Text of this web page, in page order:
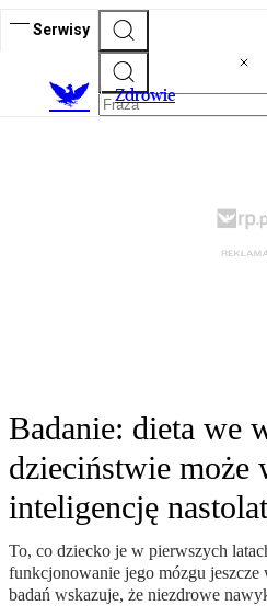
Serwisy
Zdrowie
Badanie: dieta we
dzieciństwie może
inteligencję
To, co dziecko je w pierwszych
funkcjonowanie jego mózgu
badań wskazuje, że niezdrowe